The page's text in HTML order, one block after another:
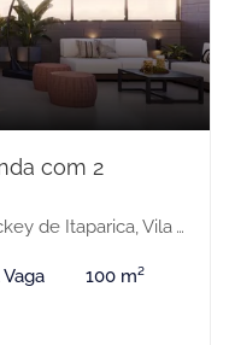
com 2
Itaparica, Vila Velha-ES
Vaga 100 m²